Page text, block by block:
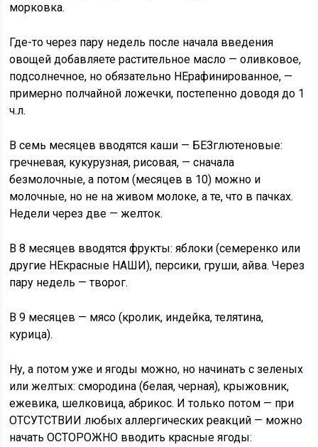
морковка.
Где-то через пару недель после начала введения
овощей добавляете растительное масло — оливковое,
подсолнечное, но обязательно НЕрафинированное, —
примерно полчайной ложечки, постепенно доводя до 1
ч.л.
В семь месяцев вводятся каши — БЕЗглютеновые:
гречневая, кукурузная, рисовая, — сначала
безмолочные, а потом (месяцев в 10) можно и
молочные, но не на живом молоке, а те, что в пачках.
Недели через две — желток.
В 8 месяцев вводятся фрукты: яблоки (семеренко или
другие НЕкрасные НАШИ), персики, груши, айва. Через
пару недель — творог.
В 9 месяцев — мясо (кролик, индейка, телятина,
курица).
Ну, а потом уже и ягоды можно, но начинать с зеленых
или желтых: смородина (белая, черная), крыжовник,
ежевика, шелковица, абрикос. И только потом — при
ОТСУТСТВИИ любых аллергических реакций — можно
начать ОСТОРОЖНО вводить красные ягоды: